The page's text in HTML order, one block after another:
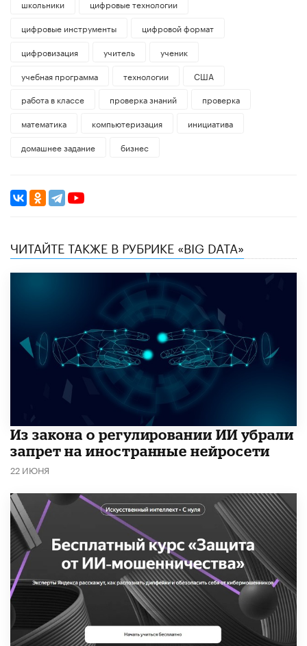
школьники
цифровые технологии
цифровые инструменты
цифровой формат
цифровизация
учитель
ученик
учебная программа
технологии
США
работа в классе
проверка знаний
проверка
математика
компьютеризация
инициатива
домашнее задание
бизнес
ЧИТАЙТЕ ТАКЖЕ В РУБРИКЕ «BIG DATA»
Из закона о регулировании ИИ убрали
запрет на иностранные нейросети
22 ИЮНЯ